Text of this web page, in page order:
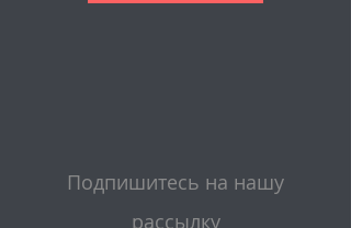
Подпишитесь на нашу
рассылку